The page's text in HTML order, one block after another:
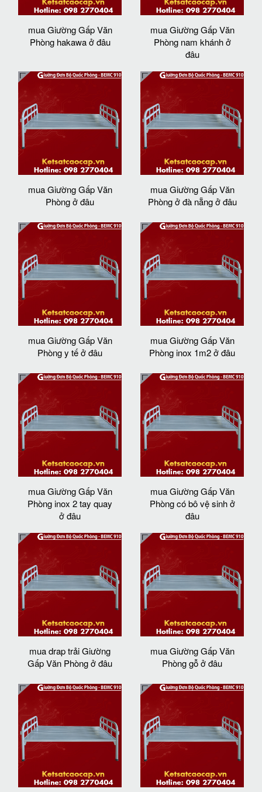
mua Giường Gấp Văn
Phòng hakawa ở đâu
mua Giường Gấp Văn
Phòng nam khánh ở
đâu
mua Giường Gấp Văn
Phòng ở đâu
mua Giường Gấp Văn
Phòng ở đà nẵng ở đâu
mua Giường Gấp Văn
Phòng y tế ở đâu
mua Giường Gấp Văn
Phòng inox 1m2 ở đâu
mua Giường Gấp Văn
Phòng inox 2 tay quay
ở đâu
mua Giường Gấp Văn
Phòng có bô vệ sinh ở
đâu
mua drap trải Giường
Gấp Văn Phòng ở đâu
mua Giường Gấp Văn
Phòng gỗ ở đâu